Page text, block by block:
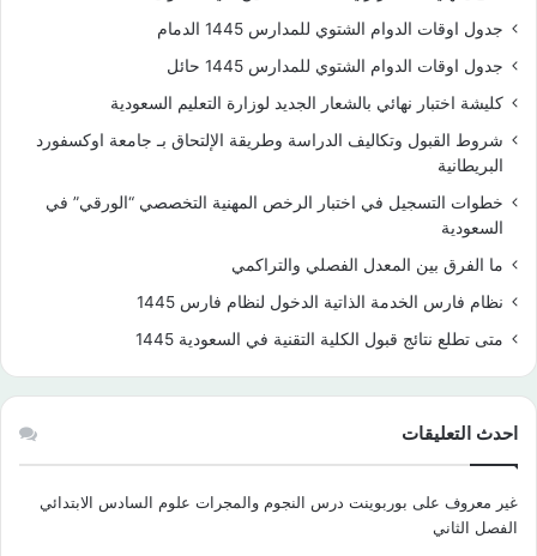
جدول اوقات الدوام الشتوي للمدارس 1445 الدمام
جدول اوقات الدوام الشتوي للمدارس 1445 حائل
كليشة اختبار نهائي بالشعار الجديد لوزارة التعليم السعودية
شروط القبول وتكاليف الدراسة وطريقة الإلتحاق بـ جامعة اوكسفورد
البريطانية
خطوات التسجيل في اختبار الرخص المهنية التخصصي “الورقي” في
السعودية
ما الفرق بين المعدل الفصلي والتراكمي
نظام فارس الخدمة الذاتية الدخول لنظام فارس 1445
متى تطلع نتائج قبول الكلية التقنية في السعودية 1445
احدث التعليقات
غير معروف على بوربوينت درس النجوم والمجرات علوم السادس الابتدائي
الفصل الثاني